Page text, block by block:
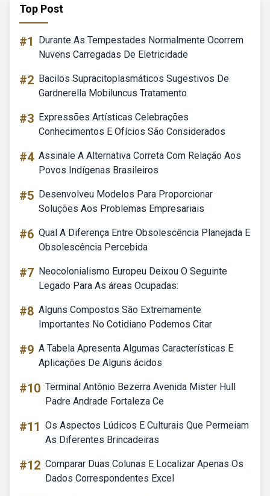
Top Post
#1
Durante As Tempestades Normalmente Ocorrem
Nuvens Carregadas De Eletricidade
#2 Bacilos Supracitoplasmáticos Sugestivos De
Gardnerella Mobiluncus Tratamento
#3 Expressões Artísticas Celebrações
Conhecimentos E Ofícios São Considerados
#4 Assinale A Alternativa Correta Com Relação Aos
Povos Indígenas Brasileiros
#5 Desenvolveu Modelos Para Proporcionar
Soluções Aos Problemas Empresariais
#6 Qual A Diferença Entre Obsolescência Planejada E
Obsolescência Percebida
#7 Neocolonialismo Europeu Deixou O Seguinte
Legado Para As áreas Ocupadas:
#8 Alguns Compostos São Extremamente
Importantes No Cotidiano Podemos Citar
#9 A Tabela Apresenta Algumas Características E
Aplicações De Alguns ácidos
#10 Terminal Antônio Bezerra Avenida Mister Hull
Padre Andrade Fortaleza Ce
#11 Os Aspectos Lúdicos E Culturais Que Permeiam
As Diferentes Brincadeiras
#12 Comparar Duas Colunas E Localizar Apenas Os
Dados Correspondentes Excel